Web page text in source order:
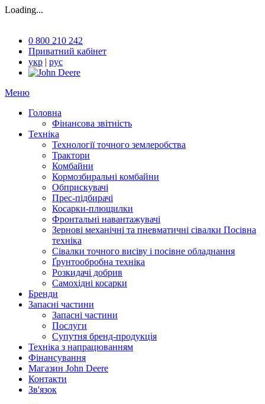
Loading...
0 800 210 242
Приватний кабінет
укр | рус
Меню
Головна
Фінансова звітність
Техніка
Технології точного землеробства
Трактори
Комбайни
Кормозбиральні комбайни
Обприскувачі
Прес-підбирачі
Косарки-плющилки
Фронтальні навантажувачі
Зернові механічні та пневматичні сівалки Посівна
техніка
Сівалки точного висіву і посівне обладнання
Ґрунтообробна техніка
Розкидачі добрив
Самохідні косарки
Бренди
Запасні частини
Запасні частини
Послуги
Супутня бренд-продукція
Техніка з напрацюванням
Фінансування
Магазин John Deere
Контакти
Зв'язок